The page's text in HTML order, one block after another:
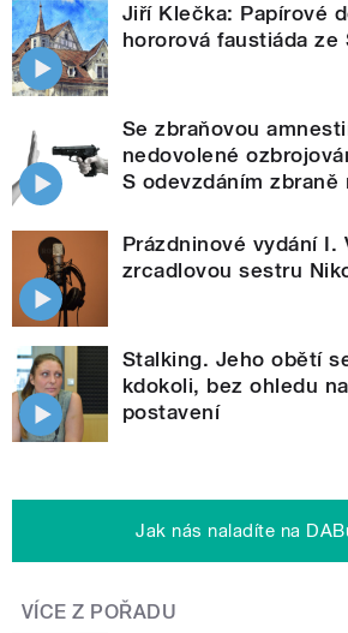
Jiří Klečka: Papírové
hororová faustiáda ze
Se zbraňovou
nedovolené
S odevzdáním zbraně
Prázdninové vydání I.
zrcadlovou sestru
Stalking. Jeho obětí
kdokoli, bez ohledu
postavení
Jak nás naladíte na
VÍCE Z POŘADU